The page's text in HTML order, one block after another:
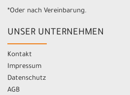
*Oder nach Vereinbarung.
UNSER UNTERNEHMEN
Kontakt
Impressum
Datenschutz
AGB